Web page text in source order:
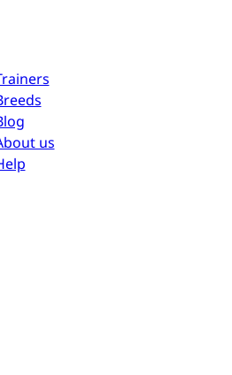
us